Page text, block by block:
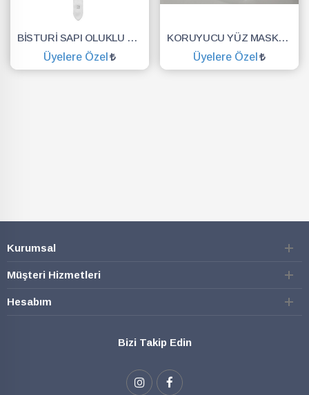
BİSTURİ SAPI OLUKLU NO.3
Üyelere Özel
KORUYUCU YÜZ MASKESİ SİPERLİK.YÜZ KALKANI.DENTAL MASKE
Üyelere Özel
Kurumsal
Müşteri Hizmetleri
Hesabım
Bizi Takip Edin